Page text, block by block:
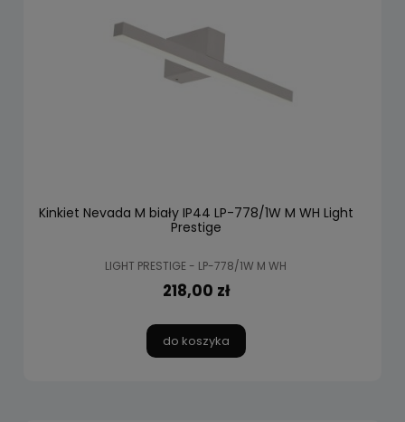
Kinkiet Nevada M biały IP44 LP-778/1W M WH Light
Prestige
LIGHT PRESTIGE - LP-778/1W M WH
218,00 zł
do koszyka